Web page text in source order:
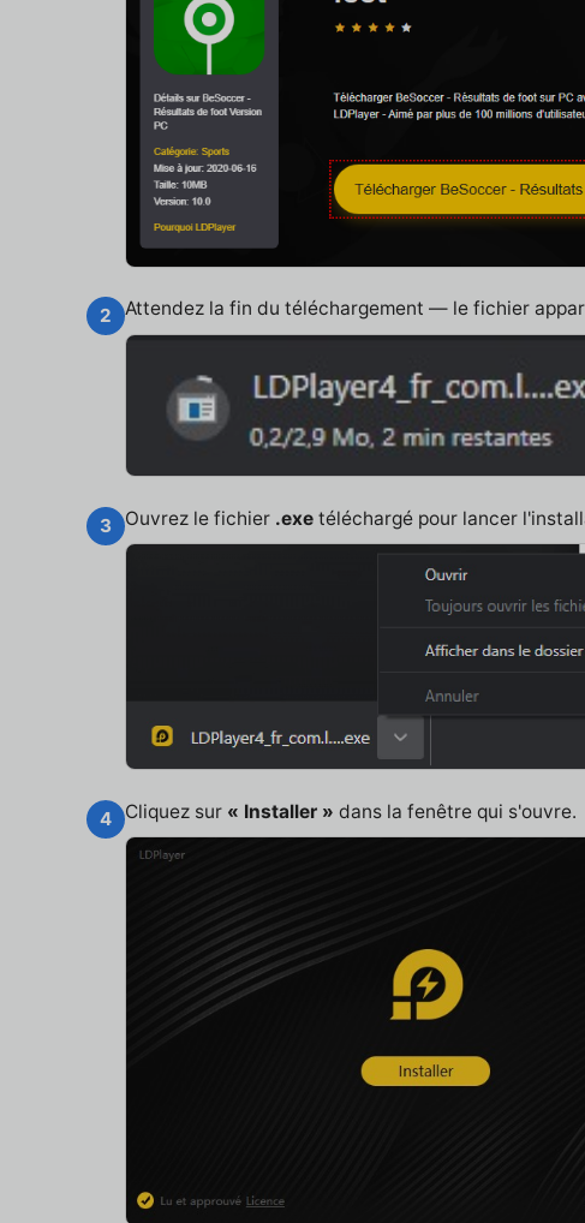
2 Attendez la fin du téléchargement — le fichier
3 Ouvrez le fichier .exe téléchargé pour lancer
4 Cliquez sur « Installer » dans la fenêtre qui s'ouvre.